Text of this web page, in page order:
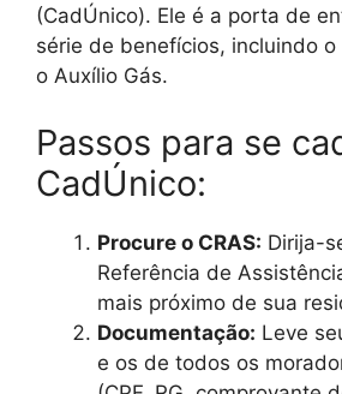
(CadÚnico). Ele é a porta de
série de benefícios, incluindo o
o Auxílio Gás.
Passos para se
CadÚnico:
Procure o CRAS: Dirija-
Referência de
mais próximo de sua
Documentação: Leve
e os de todos os